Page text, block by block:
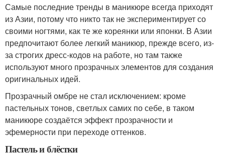
Самые последние тренды в маникюре всегда приходят
из Азии, потому что никто так не экспериментирует со
своими ногтями, как те же кореянки или японки. В Азии
предпочитают более легкий маникюр, прежде всего, из-
за строгих дресс-кодов на работе, но там также
используют много прозрачных элементов для создания
оригинальных идей.
Прозрачный омбре не стал исключением: кроме
пастельных тонов, светлых самих по себе, в таком
маникюре создаётся эффект прозрачности и
эфемерности при переходе оттенков.
Пастель и блёстки